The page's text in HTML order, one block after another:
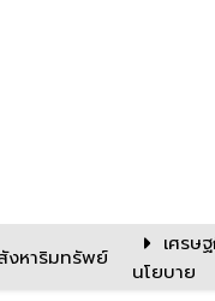
งหาริมทรัพย์
เศรษ
นโยบาย